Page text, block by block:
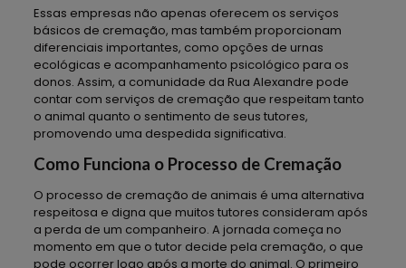
Essas empresas não apenas oferecem os serviços
básicos de cremação, mas também proporcionam
diferenciais importantes, como opções de urnas
ecológicas e acompanhamento psicológico para os
donos. Assim, a comunidade da Rua Alexandre pode
contar com serviços de cremação que respeitam tanto
o animal quanto o sentimento de seus tutores,
promovendo uma despedida significativa.
Como Funciona o Processo de Cremação
O processo de cremação de animais é uma alternativa
respeitosa e digna que muitos tutores consideram após
a perda de um companheiro. A jornada começa no
momento em que o tutor decide pela cremação, o que
pode ocorrer logo após a morte do animal. O primeiro